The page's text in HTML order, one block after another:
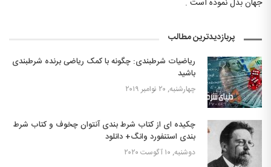
جهان بدل نموده است .
پربازدیدترین مطالب
ریاضیات شرطبندی: چگونه با کمک ریاضی برنده شرطبندی
باشید
چهارشنبه, ۲۰ نوامبر ۲۰۱۹
چکیده ای از کتاب شرط بندی آنتوان چخوف و کتاب شرط
بندی استنفورد وانگ+ دانلود
دوشنبه, ۱۰ آگوست ۲۰۲۰